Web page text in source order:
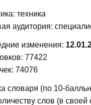
техника
аудитория:
изменения:
77422
74076
словаря (по 10-
слов (в